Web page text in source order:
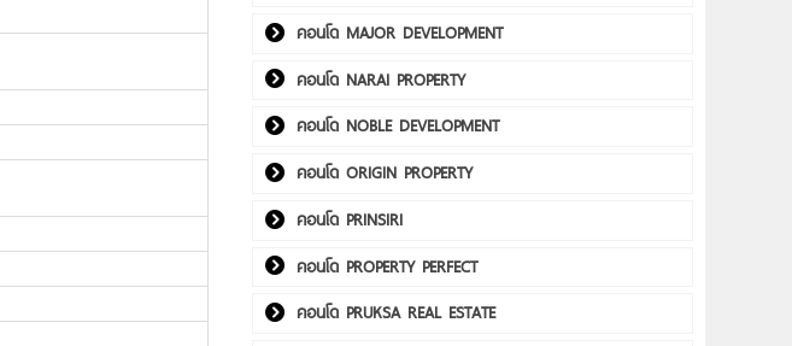
คอนโด MAJOR DEVELOPMENT
คอนโด NARAI PROPERTY
คอนโด NOBLE DEVELOPMENT
คอนโด ORIGIN PROPERTY
คอนโด PRINSIRI
คอนโด PROPERTY PERFECT
คอนโด PRUKSA REAL ESTATE